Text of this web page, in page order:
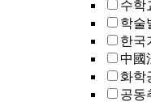
수학
학술
한국
中國
화학
공동